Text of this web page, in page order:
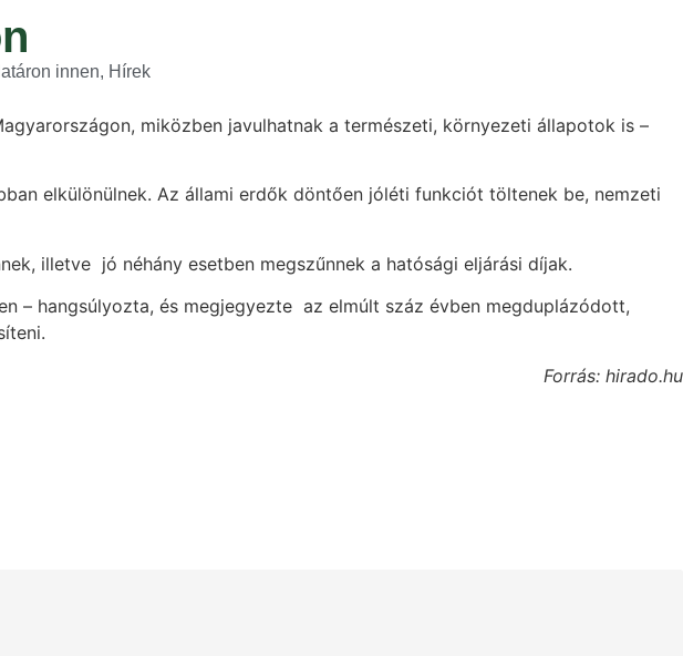
innen, Hírek
miközben javulhatnak a természeti, környezeti állapotok is –
elkülönülnek. Az állami erdők döntően jóléti funkciót töltenek be, nemzeti
illetve jó néhány esetben megszűnnek a hatósági eljárási díjak.
– hangsúlyozta, és megjegyezte az elmúlt száz évben megduplázódott,
Forrás: hirado.hu